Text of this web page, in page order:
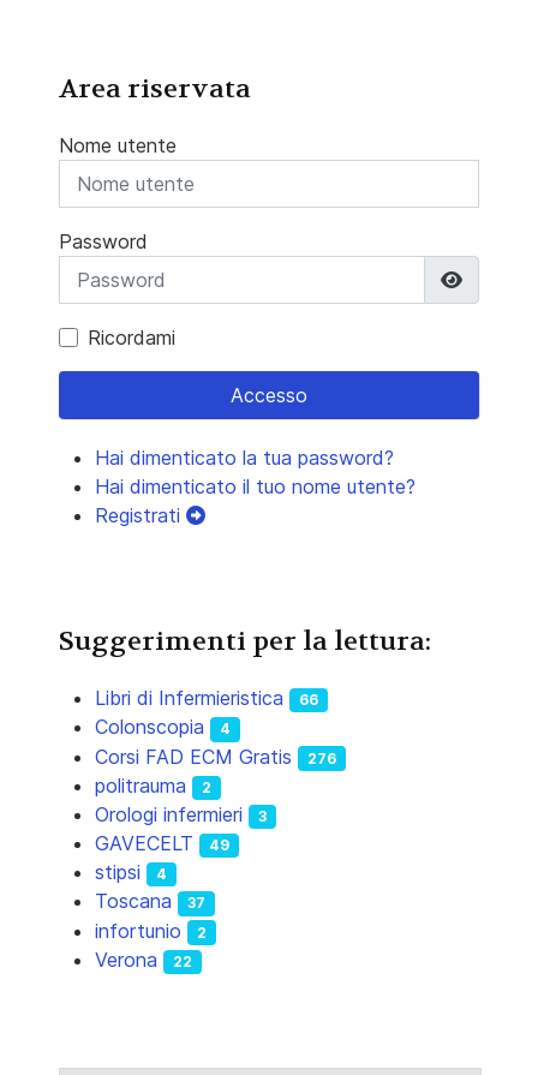
Area riservata
Nome utente
Password
Ricordami
Accesso
Hai dimenticato la tua password?
Hai dimenticato il tuo nome utente?
Registrati
Suggerimenti per la lettura:
Libri di Infermieristica 66
Colonscopia 4
Corsi FAD ECM Gratis 276
politrauma 2
Orologi infermieri 3
GAVECELT 49
stipsi 4
Toscana 37
infortunio 2
Verona 22